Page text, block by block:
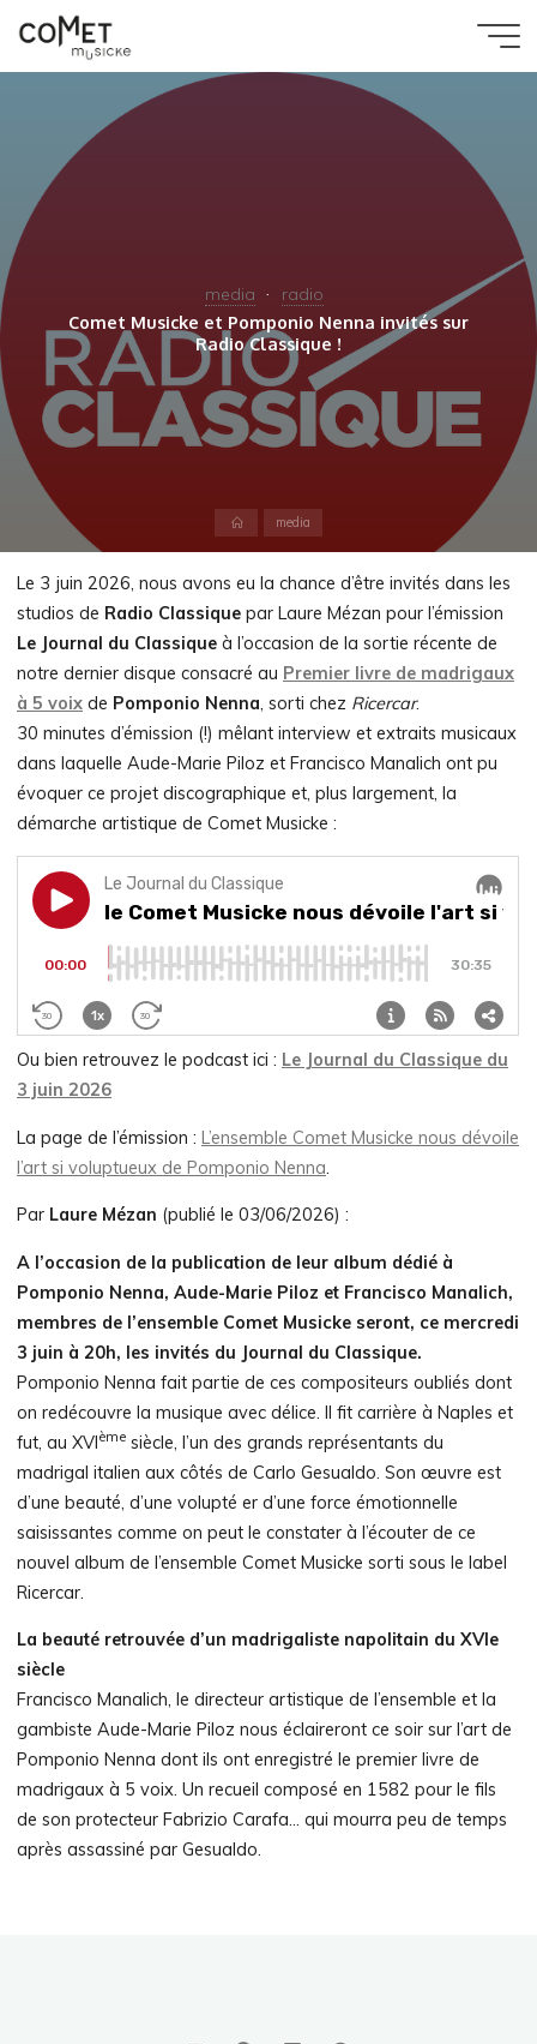
contenu
Musicke
media
radio
Comet Musicke et Pomponio Nenna invités sur
Radio Classique !
Accueilmedia
Le 3 juin 2026, nous avons eu la chance d’être invités dans les
studios de Radio Classique par Laure Mézan pour l’émission
Le Journal du Classique à l’occasion de la sortie récente de
notre dernier disque consacré au Premier livre de madrigaux
à 5 voix de Pomponio Nenna, sorti chez Ricercar.
30 minutes d’émission (!) mêlant interview et extraits musicaux
dans laquelle Aude-Marie Piloz et Francisco Manalich ont pu
évoquer ce projet discographique et, plus largement, la
démarche artistique de Comet Musicke :
Ou bien retrouvez le podcast ici : Le Journal du Classique du
3 juin 2026
La page de l’émission :L’ensemble Comet Musicke nous dévoile
l’art si voluptueux de Pomponio Nenna.
Par Laure Mézan (publié le 03/06/2026) :
A l’occasion de la publication de leur album dédié à
Pomponio Nenna, Aude-Marie Piloz et Francisco Manalich,
membres de l’ensemble Comet Musicke seront, ce mercredi
3 juin à 20h, les invités du Journal du Classique.
Pomponio Nenna fait partie de ces compositeurs oubliés dont
on redécouvre la musique avec délice. Il fit carrière à Naples et
fut, au XVIème siècle, l’un des grands représentants du
madrigal italien aux côtés de Carlo Gesualdo. Son œuvre est
d’une beauté, d’une volupté er d’une force émotionnelle
saisissantes comme on peut le constater à l’écouter de ce
nouvel album de l’ensemble Comet Musicke sorti sous le label
Ricercar.
La beauté retrouvée d’un madrigaliste napolitain du XVIe
siècle
Francisco Manalich, le directeur artistique de l’ensemble et la
gambiste Aude-Marie Piloz nous éclaireront ce soir sur l’art de
Pomponio Nenna dont ils ont enregistré le premier livre de
madrigaux à 5 voix. Un recueil composé en 1582 pour le fils
de son protecteur Fabrizio Carafa… qui mourra peu de temps
après assassiné par Gesualdo.